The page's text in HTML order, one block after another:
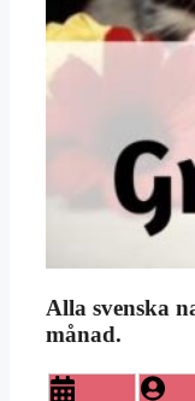
Alla svenska
månad.